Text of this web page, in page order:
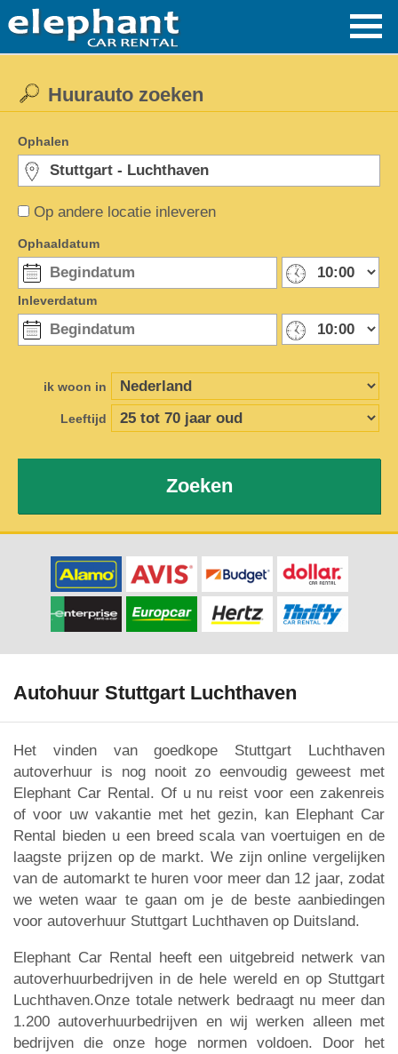
Op andere locatie inleveren
Huurauto zoeken
Ophalen
Ophaaldatum
Inleverdatum
ik woon in
Leeftijd
Zoeken
Autohuur Stuttgart Luchthaven
Het vinden van goedkope Stuttgart Luchthaven
autoverhuur is nog nooit zo eenvoudig geweest met
Elephant Car Rental. Of u nu reist voor een zakenreis
of voor uw vakantie met het gezin, kan Elephant Car
Rental bieden u een breed scala van voertuigen en de
laagste prijzen op de markt. We zijn online vergelijken
van de automarkt te huren voor meer dan 12 jaar, zodat
we weten waar te gaan om je de beste aanbiedingen
voor autoverhuur Stuttgart Luchthaven op Duitsland.
Elephant Car Rental heeft een uitgebreid netwerk van
autoverhuurbedrijven in de hele wereld en op Stuttgart
Luchthaven.Onze totale netwerk bedraagt nu meer dan
1.200 autoverhuurbedrijven en wij werken alleen met
bedrijven die onze hoge normen voldoen. Door het